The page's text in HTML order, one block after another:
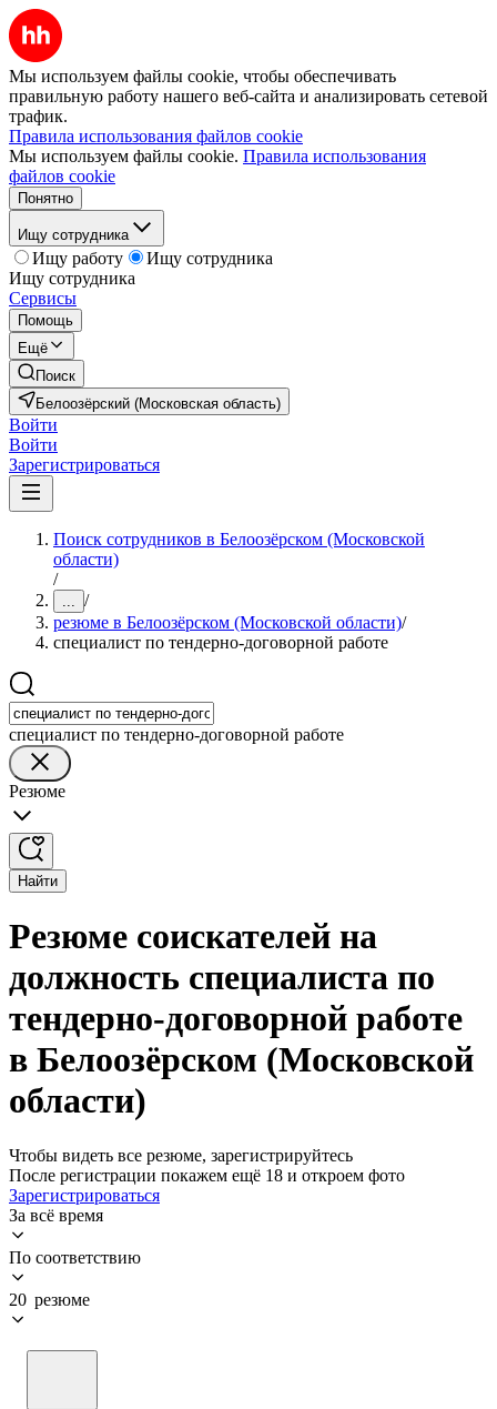
Мы используем файлы cookie, чтобы обеспечивать
правильную работу нашего веб-сайта и анализировать сетевой
трафик.
Правила использования файлов cookie
Мы используем файлы cookie. Правила использования
файлов cookie
Понятно
Ищу сотрудника
Ищу работу
Ищу сотрудника
Ищу сотрудника
Сервисы
Помощь
Ещё
Поиск
Белоозёрский (Московская область)
Войти
Войти
Зарегистрироваться
Поиск сотрудников в Белоозёрском (Московской
области)
/
... /
резюме в Белоозёрском (Московской области)/
специалист по тендерно-договорной работе
специалист по тендерно-договорной работе
Резюме
Найти
Резюме соискателей на
должность специалиста по
тендерно-договорной работе
в Белоозёрском (Московской
области)
Чтобы видеть все резюме, зарегистрируйтесь
После регистрации покажем ещё 18 и откроем фото
Зарегистрироваться
За всё время
По соответствию
20 резюме